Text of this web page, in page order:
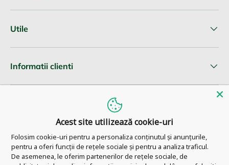
Utile
Informatii clienti
© 2026 Pharm Ahead.
Acest site utilizează cookie-uri
Folosim cookie-uri pentru a personaliza conținutul și anunțurile,
pentru a oferi funcții de rețele sociale și pentru a analiza traficul.
De asemenea, le oferim partenerilor de rețele sociale, de